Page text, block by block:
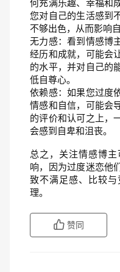
何充满乐趣、幸福和
您对自己的生活感到
不够出色，从而影响自
无力感：看到情感博
经历和成就，可能会
的水平，并对自己的
低自尊心。
依赖感：如果您过度
情感和自信，可能会
的评价和认可之上，
会感到自卑和沮丧。
总之，关注情感博
响，因为过度迷恋他
致不满足感、比较
理。
赞同